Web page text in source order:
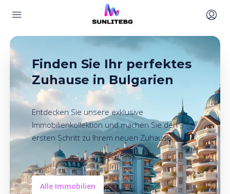
Finden Sie Ihr perfektes
Zuhause in Bulgarien
Entdecken Sie unsere exklusive
Immobilienkollektion und machen Sie den
ersten Schritt zu Ihrem neuen Zuhause
Alle Immobilien